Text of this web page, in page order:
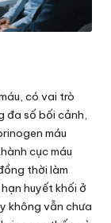
có vai trò
đa số bối cảnh,
máu
cục máu
thời làm
huyết khối ở
không vẫn chưa